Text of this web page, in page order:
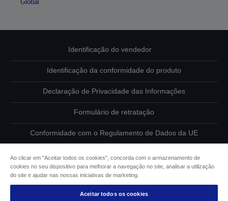
Global
Identificação do vendedor
Identificação da conformidade do produto
Declaração de Privacidade das Informações
Formulário de retratação
Conformidade com o Regulamento de Dados da UE
Informações sobre cookies
Compromisso da Epson para com a acessibilidade
Ao clicar em "Aceitar todos os cookies", concorda com o armazenamento de
cookies no seu dispositivo para melhorar a navegação no site, analisar a utilização
do site e ajudar nas nossas iniciativas de marketing.
Aceitar todos os cookies